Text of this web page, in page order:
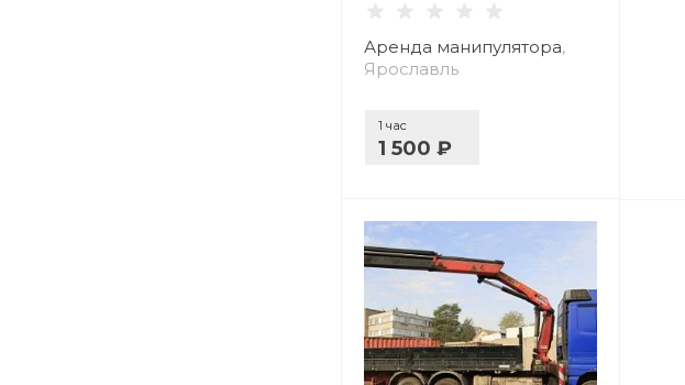
Аренда манипулятора,
Ярославль
1 час
1 500 ₽